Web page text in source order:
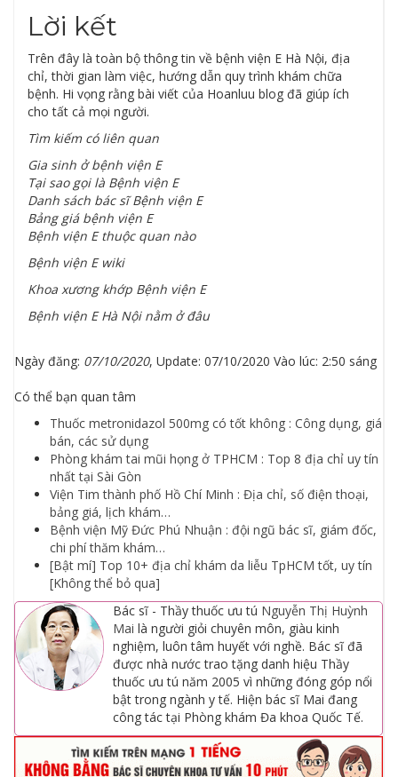
Lời kết
Trên đây là toàn bộ thông tin về bệnh viện E Hà Nội, địa
chỉ, thời gian làm việc, hướng dẫn quy trình khám chữa
bệnh. Hi vọng rằng bài viết của Hoanluu blog đã giúp ích
cho tất cả mọi người.
Tìm kiếm có liên quan
Gia sinh ở bệnh viện E
Tại sao gọi là Bệnh viện E
Danh sách bác sĩ Bệnh viện E
Bảng giá bệnh viện E
Bệnh viện E thuộc quan nào
Bệnh viện E wiki
Khoa xương khớp Bệnh viện E
Bệnh viện E Hà Nội nằm ở đâu
Ngày đăng: 07/10/2020, Update: 07/10/2020 Vào lúc: 2:50 sáng
Có thể bạn quan tâm
Thuốc metronidazol 500mg có tốt không : Công dụng, giá
bán, các sử dụng
Phòng khám tai mũi họng ở TPHCM : Top 8 địa chỉ uy tín
nhất tại Sài Gòn
Viện Tim thành phố Hồ Chí Minh : Địa chỉ, số điện thoại,
bảng giá, lịch khám…
Bệnh viện Mỹ Đức Phú Nhuận : đội ngũ bác sĩ, giám đốc,
chi phí thăm khám…
[Bật mí] Top 10+ địa chỉ khám da liễu TpHCM tốt, uy tín
[Không thể bỏ qua]
Bác sĩ - Thầy thuốc ưu tú Nguyễn Thị Huỳnh
Mai là người giỏi chuyên môn, giàu kinh
nghiệm, luôn tâm huyết với nghề. Bác sĩ đã
được nhà nước trao tặng danh hiệu Thầy
thuốc ưu tú năm 2005 vì những đóng góp nổi
bật trong ngành y tế. Hiện bác sĩ Mai đang
công tác tại Phòng khám Đa khoa Quốc Tế.